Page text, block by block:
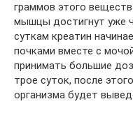
граммов этого
мышцы достигнут уже
суткам креатин
почками вместе с
принимать большие
трое суток, после
организма будет